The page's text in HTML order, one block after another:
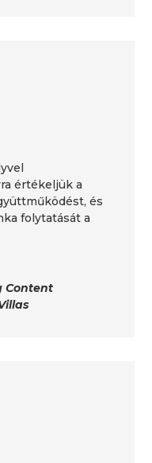
értékeljük a
és
folytatását a
Content